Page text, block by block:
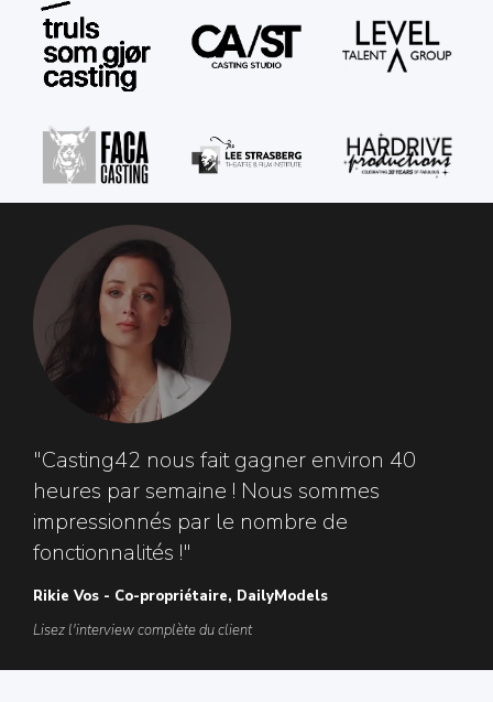
"Casting42 nous fait gagner environ 40
heures par semaine ! Nous sommes
impressionnés par le nombre de
fonctionnalités !"
Rikie Vos - Co-propriétaire, DailyModels
Lisez l'interview complète du client